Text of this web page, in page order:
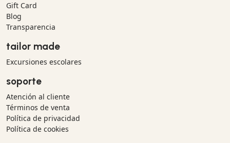
Gift Card
Blog
Transparencia
tailor made
Excursiones escolares
soporte
Atención al cliente
Términos de venta
Política de privacidad
Política de cookies